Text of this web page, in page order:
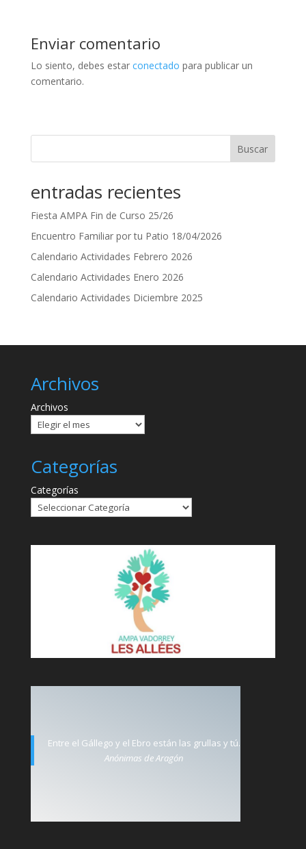
Enviar comentario
Lo siento, debes estar conectado para publicar un
comentario.
Buscar
entradas recientes
Fiesta AMPA Fin de Curso 25/26
Encuentro Familiar por tu Patio 18/04/2026
Calendario Actividades Febrero 2026
Calendario Actividades Enero 2026
Calendario Actividades Diciembre 2025
Archivos
Archivos
Categorías
Categorías
Entre el Gállego y el Ebro están las grullas y tú.
Anónimas de Aragón